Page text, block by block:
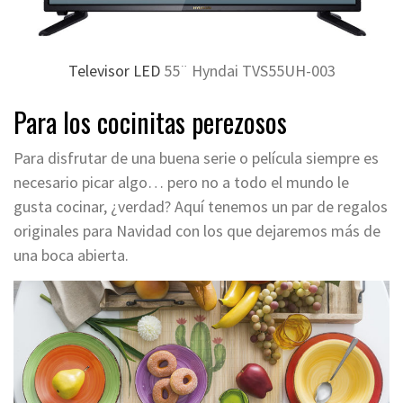
Televisor LED55¨ Hyndai TVS55UH-003
Para los cocinitas perezosos
Para disfrutar de una buena serie o película siempre es
necesario picar algo… pero no a todo el mundo le
gusta cocinar, ¿verdad? Aquí tenemos un par de regalos
originales para Navidad con los que dejaremos más de
una boca abierta.